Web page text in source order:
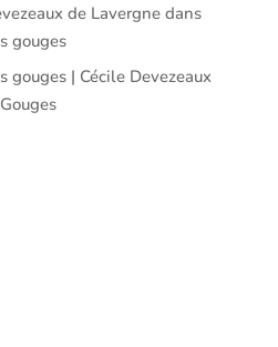
de Lavergnedans
gouges
gouges | Cécile Devezeaux